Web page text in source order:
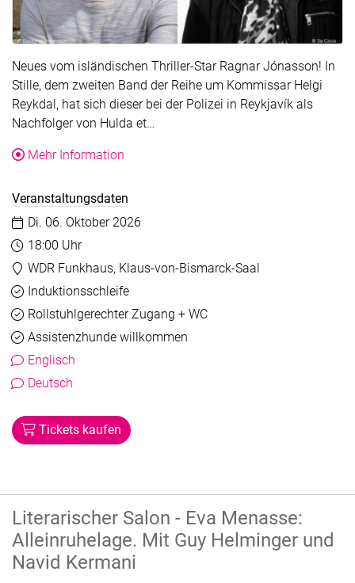
Neues vom isländischen Thriller-Star Ragnar Jónasson! In
Stille, dem zweiten Band der Reihe um Kommissar Helgi
Reykdal, hat sich dieser bei der Polizei in Reykjavík als
Nachfolger von Hulda et…
Mehr Information
Veranstaltungsdaten
Datum:
Di. 06. Oktober 2026
Uhrzeit:
18:00 Uhr
Veranstaltungsort:
WDR Funkhaus, Klaus-von-Bismarck-Saal
Barrierefreiheit
InduktionsschleifeVerfügbar
Rollstuhlgerechter Zugang + WCVerfügbar
Assistenzhunde willkommen
Englisch
Deutsch
Tickets kaufen
Literarischer Salon - Eva Menasse:
Alleinruhelage. Mit Guy Helminger und
Navid Kermani